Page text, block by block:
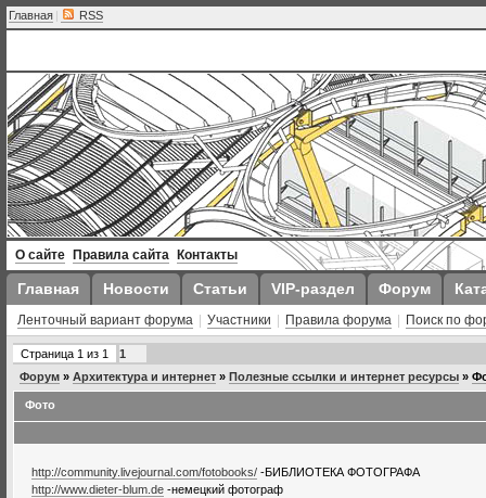
Главная | RSS
О сайте Правила сайта Контакты
Главная Новости Статьи VIP-раздел Форум
Ленточный вариант форума Участники Правила форума Поиск по
Страница 1 из 1
1
Форум » Архитектура и интернет » Полезные ссылки и интернет ресурсы »
Фото
http://community.livejournal.com/fotobooks/ -БИБЛИОТЕКА ФОТОГРАФА
http://www.dieter-blum.de -немецкий фотограф